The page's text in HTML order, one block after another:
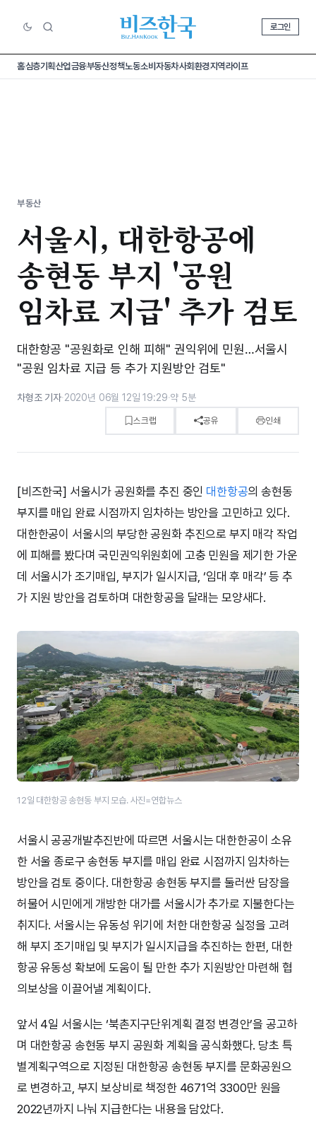
로그인
홈심층기획산업금융부동산정책노동소비 자동차사회환경지역라이프
부동산
서울시, 대한항공에
송현동 부지 '공원
임차료 지급' 추가 검토
대한항공 "공원화로 인해 피해" 권익위에 민원…서울시
"공원 임차료 지급 등 추가 지원방안 검토"
차형조 기자·2020년 06월 12일 19:29·약 5분
스크랩 공유 인쇄
[비즈한국] 서울시가 공원화를 추진 중인 대한항공의 송현동
부지를 매입 완료 시점까지 임차하는 방안을 고민하고 있다.
대한한공이 서울시의 부당한 공원화 추진으로 부지 매각 작업
에 피해를 봤다며 국민권익위원회에 고충 민원을 제기한 가운
데 서울시가 조기매입, 부지가 일시지급, ‘임대 후 매각’ 등 추
가 지원 방안을 검토하며 대한항공을 달래는 모양새다.
12일 대한항공 송현동 부지 모습. 사진=연합뉴스
서울시 공공개발추진반에 따르면 서울시는 대한한공이 소유
한 서울 종로구 송현동 부지를 매입 완료 시점까지 임차하는
방안을 검토 중이다. 대한항공 송현동 부지를 둘러싼 담장을
허물어 시민에게 개방한 대가를 서울시가 추가로 지불한다는
취지다. 서울시는 유동성 위기에 처한 대한항공 실정을 고려
해 부지 조기매입 및 부지가 일시지급을 추진하는 한편, 대한
항공 유동성 확보에 도움이 될 만한 추가 지원방안 마련해 협
의보상을 이끌어낼 계획이다.
앞서 4일 서울시는 ‘북촌지구단위계획 결정 변경안’을 공고하
며 대한항공 송현동 부지 공원화 계획을 공식화했다. 당초 특
별계획구역으로 지정된 대한항공 송현동 부지를 문화공원으
로 변경하고, 부지 보상비로 책정한 4671억 3300만 원을
2022년까지 나눠 지급한다는 내용을 담았다.